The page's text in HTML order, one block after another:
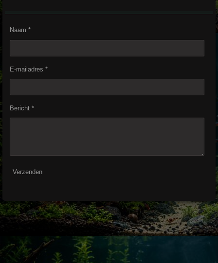
Naam *
E-mailadres *
Bericht *
Verzenden